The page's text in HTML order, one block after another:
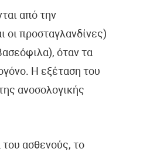
από την
οι προσταγλανδίνες)
όταν τα
Η εξέταση του
ανοσολογικής
του ασθενούς, το